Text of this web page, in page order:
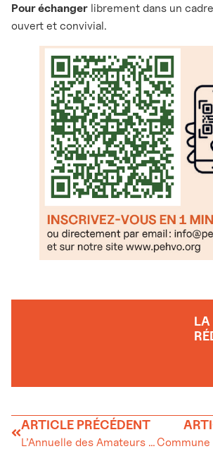
Pour échanger librement dans un cadre
ouvert et convivial.
LA
ARTICLE PRÉCÉDENT
L’Annuelle des Amateurs d’Art fête ses noces d’or